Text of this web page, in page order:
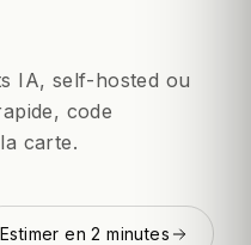
IA, self-hosted ou
code
carte.
Estimer en 2 minutes